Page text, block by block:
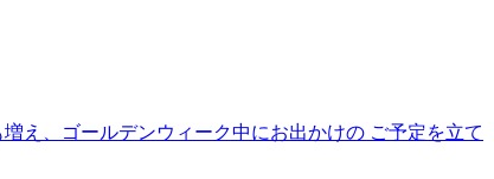
え、ゴールデンウィーク中にお出かけの ご予定を立て